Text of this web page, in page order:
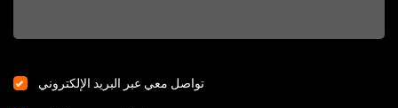
تواصل معي عبر البريد الإلكتروني